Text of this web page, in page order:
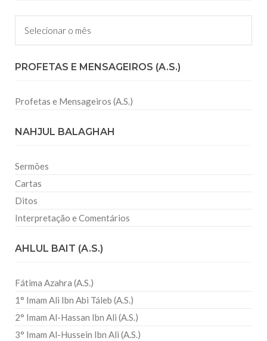
Arquivos
PROFETAS E MENSAGEIROS (A.S.)
Profetas e Mensageiros (A.S.)
NAHJUL BALAGHAH
Sermões
Cartas
Ditos
Interpretação e Comentários
AHLUL BAIT (A.S.)
Fátima Azahra (A.S.)
1° Imam Ali Ibn Abi Táleb (A.S.)
2° Imam Al-Hassan Ibn Ali (A.S.)
3° Imam Al-Hussein Ibn Ali (A.S.)